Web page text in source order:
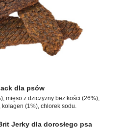
dla psów
mięso z dziczyzny bez kości (26%),
(1%), chlorek sodu.
Jerky dla dorosłego psa